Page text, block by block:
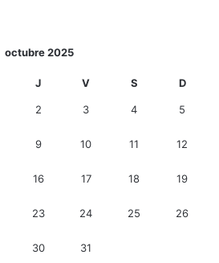
octubre 2025
J V S D
2 3 4 5
9 10 11 12
16 17 18 19
23 24 25 26
30 31